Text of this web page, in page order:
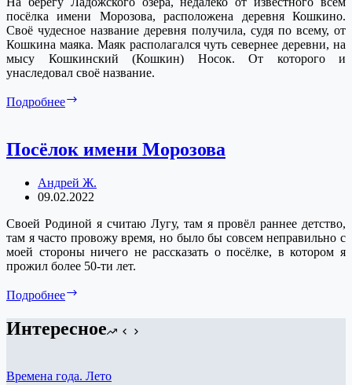
посёлка имени Морозова, расположена деревня Кошкино.
Своё чудесное название деревня получила, судя по всему, от
Кошкина маяка. Маяк располагался чуть севернее деревни, на
мысу Кошкинский (Кошкин) Носок. От которого и
унаследовал своё название.
Подробнее
Посёлок имени Морозова
Андрей Ж.
09.02.2022
Своей Родиной я считаю Лугу, там я провёл раннее детство,
там я часто провожу время, но было бы совсем неправильно с
моей стороны ничего не рассказать о посёлке, в котором я
прожил более 50-ти лет.
Подробнее
Интересное
Времена года. Лето